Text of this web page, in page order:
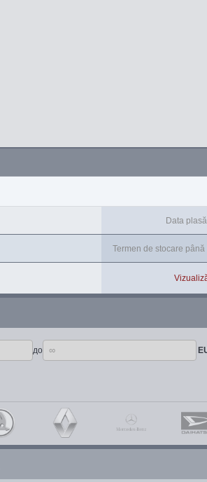
Data
Termen de stocare până
до